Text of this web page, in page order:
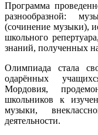
Программа
разнообразной:
(сочинение музыки),
школьного
знаний, полученных
Олимпиада стала
одарённых
Мордовия,
школьников к
музыки,
деятельности.